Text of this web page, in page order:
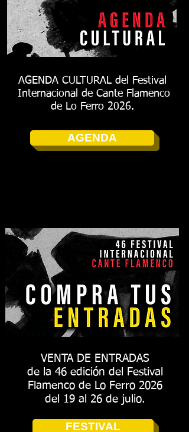
AGENDA CULTURAL del Festival
Internacional de Cante Flamenco
de Lo Ferro 2026.
AGENDA
VENTA DE ENTRADAS
de la 46 edición del Festival
Flamenco de Lo Ferro 2026
del 19 al 26 de julio.
FESTIVAL